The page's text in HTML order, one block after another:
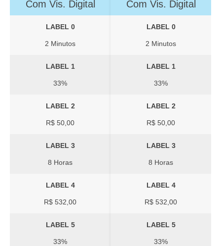
Com Vis. Digital
LABEL 0
2 Minutos
LABEL 1
33%
LABEL 2
R$ 50,00
LABEL 3
8 Horas
LABEL 4
R$ 532,00
LABEL 5
33%
Com Vis. Digital
LABEL 0
2 Minutos
LABEL 1
33%
LABEL 2
R$ 50,00
LABEL 3
8 Horas
LABEL 4
R$ 532,00
LABEL 5
33%